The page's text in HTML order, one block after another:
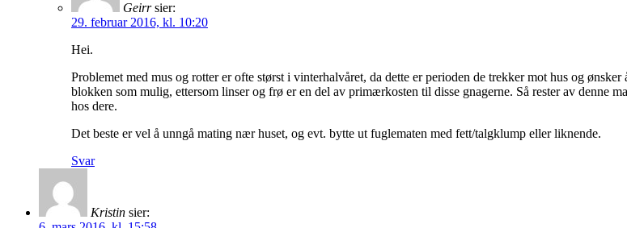
Geirr sier:
29. februar 2016, kl. 10:20
Hei.
Problemet med mus og rotter er ofte størst i vinterhalvåret, da dette er perioden de trekker mot hus og
blokken som mulig, ettersom linser og frø er en del av primærkosten til disse gnagerne. Så rester av denne
hos dere.
Det beste er vel å unngå mating nær huset, og evt. bytte ut fuglematen med fett/talgklump eller liknende.
Svar
Kristin sier: